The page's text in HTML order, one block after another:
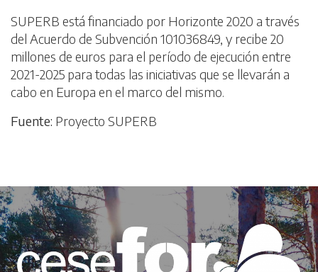
SUPERB está financiado por Horizonte 2020 a través
del Acuerdo de Subvención 101036849, y recibe 20
millones de euros para el período de ejecución entre
2021-2025 para todas las iniciativas que se llevarán a
cabo en Europa en el marco del mismo.
Fuente: Proyecto SUPERB